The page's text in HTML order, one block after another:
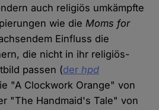
auch religiös umkämpfte
wie dieMoms for
Einfluss die
die nicht in ihr religiös-
passen (derhpd
"A Clockwork Orange" von
"The Handmaid's Tale" von